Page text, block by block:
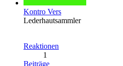
Kontro Vers
Lederhautsammler
Reaktionen
1
Beiträge